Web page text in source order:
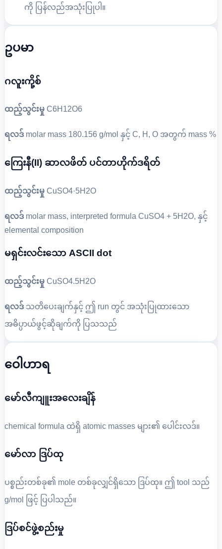
ကို ပြန်လည်အသုံးပြုပါ။
ဥပမာ
ဂလူးကို့စ်
ထည့်သွင်းမှု C6H12O6
ရလဒ် molar mass 180.156 g/mol နှင့် C, H, O အတွက် mass %
ကြေးနီ(II) ဆာလဖိတ် ပင်တာဟိုက်ဒရိတ်
ထည့်သွင်းမှု CuSO4·5H2O
ရလဒ် molar mass, interpreted formula CuSO4 + 5H2O, နှင့်
elemental composition
မရှင်းလင်းသော ASCII dot
ထည့်သွင်းမှု CuSO4.5H2O
ရလဒ် သတိပေးချက်နှင့် ဤ run တွင် အသုံးပြုထားသော
အဓိပ္ပာယ်ဖွင့်ဆိုချက်ကို ပြသသည်
ဝေါဟာရ
မော်လီကျူးအလေးချိန်
chemical formula ထဲရှိ atomic masses များ၏ ပေါင်းလဒ်။
မော်လာ ဒြပ်ထု
ပစ္စည်းတစ်ခု၏ mole တစ်ခုလျှင်ရှိသော ဒြပ်ထု။ ဤ tool သည်
g/mol ဖြင့် ပြပါသည်။
ဒြပ်စင်ဖွဲ့စည်းမှု